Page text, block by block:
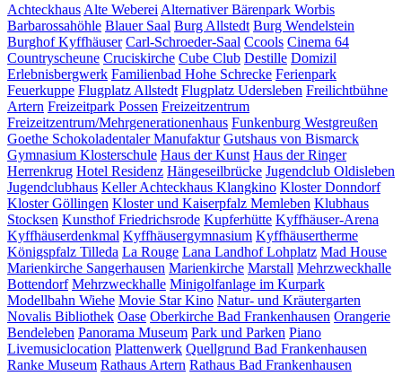
Achteckhaus Alte Weberei Alternativer Bärenpark Worbis
Barbarossahöhle Blauer Saal Burg Allstedt Burg Wendelstein
Burghof Kyffhäuser Carl-Schroeder-Saal Ccools Cinema 64
Countryscheune Cruciskirche Cube Club Destille Domizil
Erlebnisbergwerk Familienbad Hohe Schrecke Ferienpark
Feuerkuppe Flugplatz Allstedt Flugplatz Udersleben Freilichtbühne
Artern Freizeitpark Possen Freizeitzentrum
Freizeitzentrum/Mehrgenerationenhaus Funkenburg Westgreußen
Goethe Schokoladentaler Manufaktur Gutshaus von Bismarck
Gymnasium Klosterschule Haus der Kunst Haus der Ringer
Herrenkrug Hotel Residenz Hängeseilbrücke Jugendclub Oldisleben
Jugendclubhaus Keller Achteckhaus Klangkino Kloster Donndorf
Kloster Göllingen Kloster und Kaiserpfalz Memleben Klubhaus
Stocksen Kunsthof Friedrichsrode Kupferhütte Kyffhäuser-Arena
Kyffhäuserdenkmal Kyffhäusergymnasium Kyffhäusertherme
Königspfalz Tilleda La Rouge Lana LandhofLohplatz Mad House
Marienkirche Sangerhausen Marienkirche Marstall Mehrzweckhalle
Bottendorf Mehrzweckhalle Minigolfanlage im Kurpark
Modellbahn Wiehe Movie Star Kino Natur- und Kräutergarten
Novalis Bibliothek Oase Oberkirche Bad Frankenhausen Orangerie
Bendeleben Panorama Museum Park und Parken Piano
Livemusiclocation Plattenwerk Quellgrund Bad Frankenhausen
Ranke Museum Rathaus Artern Rathaus Bad Frankenhausen